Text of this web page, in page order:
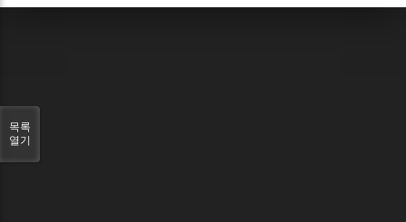
목록
열기